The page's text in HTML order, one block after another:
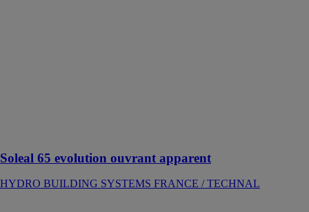
Soleal 65 evolution ouvrant apparent
HYDRO BUILDING SYSTEMS FRANCE / TECHNAL